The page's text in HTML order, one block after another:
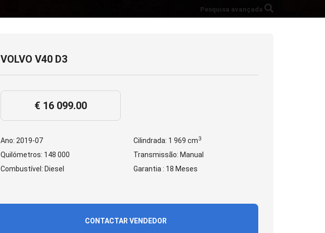
Pesquisa avançada
VOLVO V40 D3
€ 16 099.00
Ano: 2019-07 Cilindrada: 1 969 cm3
Quilómetros: 148 000
Transmissão: Manual
Combustível: Diesel
Garantia : 18 Meses
CONTACTAR VENDEDOR